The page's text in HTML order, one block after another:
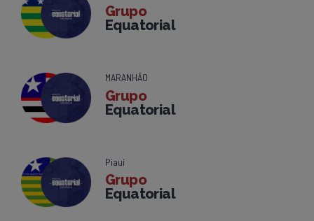
Grupo
Equatorial
MARANHÃO
Grupo
Equatorial
Piauí
Grupo
Equatorial